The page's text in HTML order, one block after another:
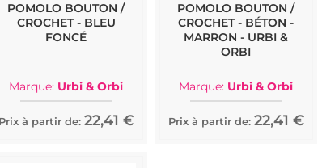
POMOLO BOUTON /
CROCHET - BLEU
FONCÉ
Marque: Urbi & Orbi
Prix à partir de: 22,41 €
POMOLO BOUTON /
CROCHET - BÉTON -
MARRON - URBI &
ORBI
Marque: Urbi & Orbi
Prix à partir de: 22,41 €